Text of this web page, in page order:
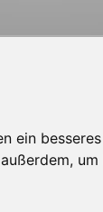
ein